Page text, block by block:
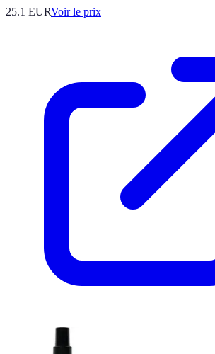
25.1 EURVoir le prix